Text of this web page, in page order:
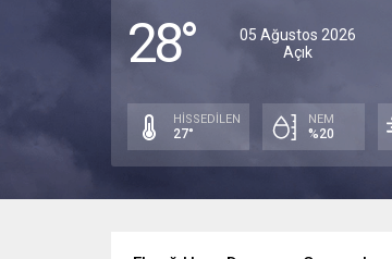
28°
05 Ağustos 2026
Açık
HİSSEDİLEN
27°
NEM
%20